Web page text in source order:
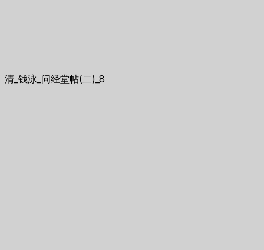
清_钱泳_问经堂帖(二)_8